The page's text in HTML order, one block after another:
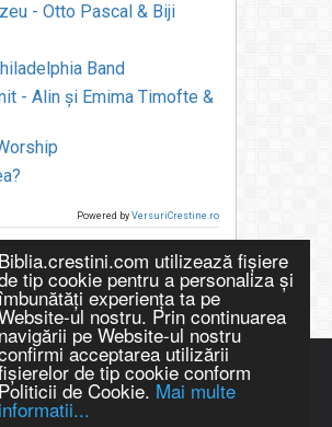
Biblia.crestini.com utilizează fişiere
tip cookie pentru a personaliza și
experiența ta pe
ul nostru. Prin continuarea
navigării pe Website-ul nostru
acceptarea utilizării
de tip cookie conform
Politicii de Cookie. Mai multe
informatii...
- Otto Pascal & Biji
Band
- Alin și Emima Timofte &
Powered by VersuriCrestine.ro